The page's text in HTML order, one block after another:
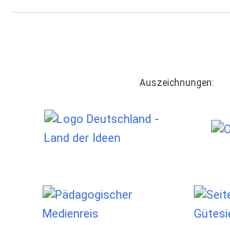
Auszeichnungen: